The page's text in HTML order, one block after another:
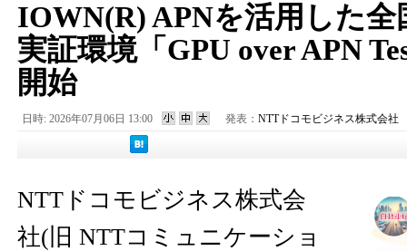
IOWN(R) APNを活用した全
実証環境「GPU over APN
開始
日時: 2026年07月06日 13:00 発表： NTTドコモビジネス株式会社
NTTドコモビジネス株式会
社(旧 NTTコミュニケーショ